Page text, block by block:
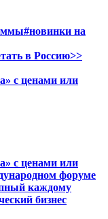
#новинки на
в Россию>>
с ценами или
с ценами или
форуме
каждому
бизнес